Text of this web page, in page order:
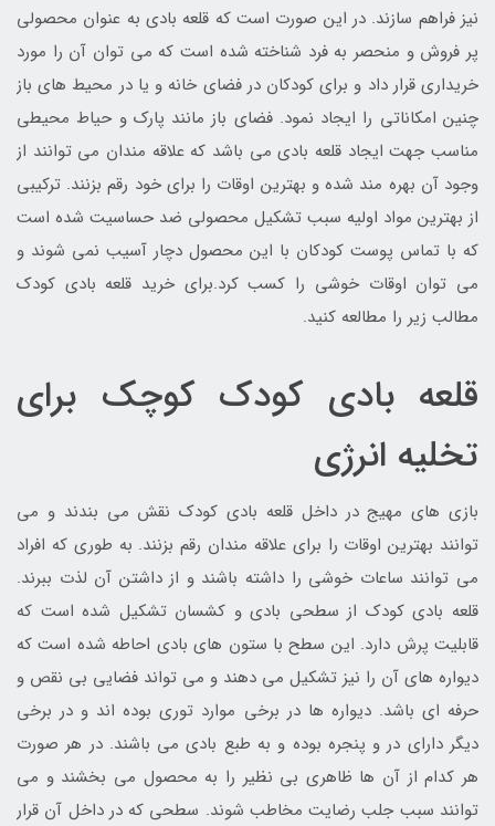
نیز فراهم سازند. در این صورت است که قلعه بادی به عنوان محصولی
پر فروش و منحصر به فرد شناخته شده است که می توان آن را مورد
خریداری قرار داد و برای کودکان در فضای خانه و یا در محیط های باز
چنین امکاناتی را ایجاد نمود. فضای باز مانند پارک و حیاط محیطی
مناسب جهت ایجاد قلعه بادی می باشد که علاقه مندان می توانند از
وجود آن بهره مند شده و بهترین اوقات را برای خود رقم بزنند. ترکیبی
از بهترین مواد اولیه سبب تشکیل محصولی ضد حساسیت شده است
که با تماس پوست کودکان با این محصول دچار آسیب نمی شوند و
می توان اوقات خوشی را کسب کرد.برای خرید قلعه بادی کودک
مطالب زیر را مطالعه کنید.
قلعه بادی کودک کوچک برای
تخلیه انرژی
بازی های مهیج در داخل قلعه بادی کودک نقش می بندند و می
توانند بهترین اوقات را برای علاقه مندان رقم بزنند. به طوری که افراد
می توانند ساعات خوشی را داشته باشند و از داشتن آن لذت ببرند.
قلعه بادی کودک از سطحی بادی و کشسان تشکیل شده است که
قابلیت پرش دارد. این سطح با ستون های بادی احاطه شده است که
دیواره های آن را نیز تشکیل می دهند و می تواند فضایی بی نقص و
حرفه ای باشد. دیواره ها در برخی موارد توری بوده اند و در برخی
دیگر دارای در و پنجره بوده و به طبع بادی می باشند. در هر صورت
هر کدام از آن ها ظاهری بی نظیر را به محصول می بخشند و می
توانند سبب جلب رضایت مخاطب شوند. سطحی که در داخل آن قرار